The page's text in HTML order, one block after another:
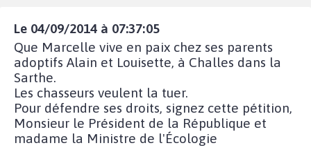
Le 04/09/2014 à 07:37:05
Que Marcelle vive en paix chez ses parents
adoptifs Alain et Louisette, à Challes dans la
Sarthe.
Les chasseurs veulent la tuer.
Pour défendre ses droits, signez cette pétition,
Monsieur le Président de la République et
madame la Ministre de l'Écologie